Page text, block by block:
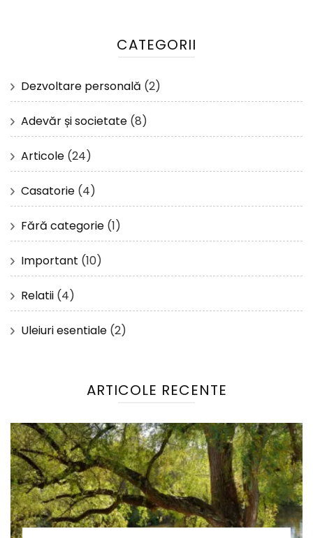
CATEGORII
Dezvoltare personală (2)
Adevăr și societate (8)
Articole (24)
Casatorie (4)
Fără categorie (1)
Important (10)
Relatii (4)
Uleiuri esentiale (2)
ARTICOLE RECENTE